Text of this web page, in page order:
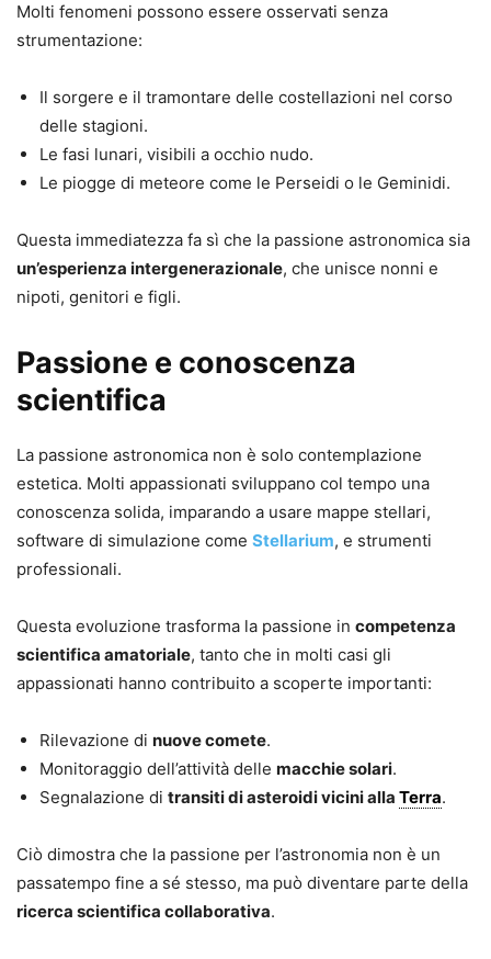
Molti fenomeni possono essere osservati senza
strumentazione:
Il sorgere e il tramontare delle costellazioni nel corso
delle stagioni.
Le fasi lunari, visibili a occhio nudo.
Le piogge di meteore come le Perseidi o le Geminidi.
Questa immediatezza fa sì che la passione astronomica sia
un’esperienza intergenerazionale, che unisce nonni e
nipoti, genitori e figli.
Passione e conoscenza
scientifica
La passione astronomica non è solo contemplazione
estetica. Molti appassionati sviluppano col tempo una
conoscenza solida, imparando a usare mappe stellari,
software di simulazione come Stellarium, e strumenti
professionali.
Questa evoluzione trasforma la passione in competenza
scientifica amatoriale, tanto che in molti casi gli
appassionati hanno contribuito a scoperte importanti:
Rilevazione di nuove comete.
Monitoraggio dell’attività delle macchie solari.
Segnalazione di transiti di asteroidi vicini alla Terra.
Ciò dimostra che la passione per l’astronomia non è un
passatempo fine a sé stesso, ma può diventare parte della
ricerca scientifica collaborativa.